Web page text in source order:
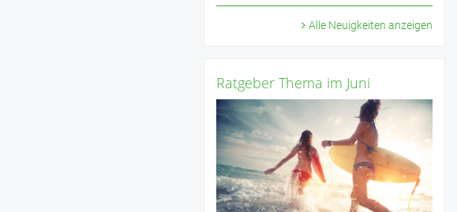
Alle Neuigkeiten anzeigen
Ratgeber Thema im Juni